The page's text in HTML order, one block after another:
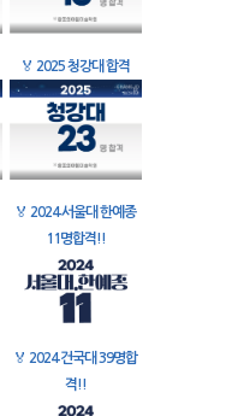
🏅 2025 청강대 합격
🏅 2024 서울대 한예종
11명합격!!
🏅 2024 건국대 39명합
격!!